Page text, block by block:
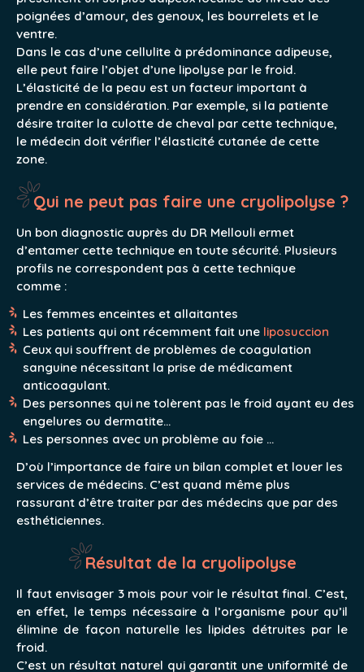
poignées d’amour, des genoux, les bourrelets et le
ventre.
Dans le cas d’une cellulite à prédominance adipeuse,
elle peut faire l’objet d’une lipolyse par le froid.
L’élasticité de la peau est un facteur important à
prendre en considération. Par exemple, si la patiente
désire traiter la culotte de cheval par cette technique,
le médecin doit vérifier l’élasticité cutanée de cette
zone.
Qui ne peut pas faire une cryolipolyse ?
Un bon diagnostic auprès du DR Mellouli ermet
d’entamer cette technique en toute sécurité. Plusieurs
profils ne correspondent pas à cette technique
comme :
Les femmes enceintes et allaitantes
Les patients qui ont récemment fait une liposuccion
Ceux qui souffrent de problèmes de coagulation
sanguine nécessitant la prise de médicament
anticoagulant.
Des personnes qui ne tolèrent pas le froid ayant eu des
engelures ou dermatite…
Les personnes avec un problème au foie …
D’où l’importance de faire un bilan complet et louer les
services de médecins. C’est quand même plus
rassurant d’être traiter par des médecins que par des
esthéticiennes.
Résultat de la cryolipolyse
Il faut envisager 3 mois pour voir le résultat final. C’est,
en effet, le temps nécessaire à l’organisme pour qu’il
élimine de façon naturelle les lipides détruites par le
froid.
C’est un résultat naturel qui garantit une uniformité de